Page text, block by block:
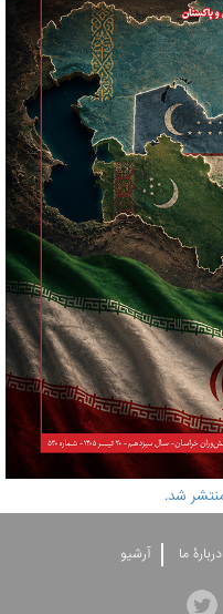
دربارۀ ما آرشيو